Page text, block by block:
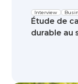
Interview
Étude de
durable au